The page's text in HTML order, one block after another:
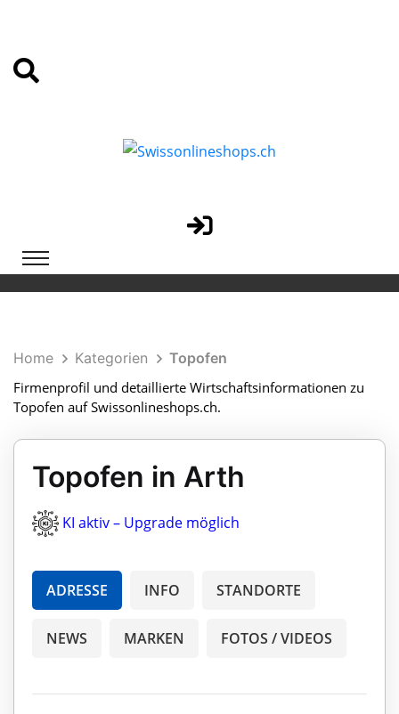
Home Kategorien
Topofen
Firmenprofil und detaillierte Wirtschaftsinformationen zu
Topofen auf Swissonlineshops.ch.
Topofen in Arth
KI aktiv – Upgrade möglich
ADRESSE INFO STANDORTE
NEWS MARKEN FOTOS / VIDEOS